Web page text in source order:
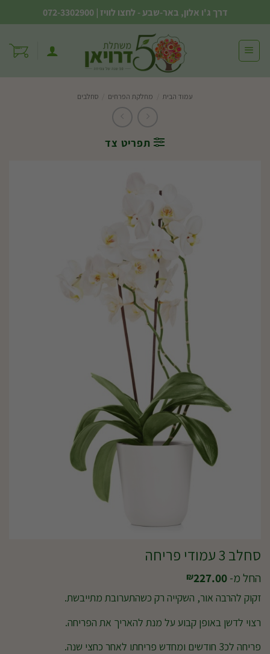
to
content
דרך ג'ו אלון, באר-שבע - לחצו לוויז |
072-3302900
עמוד הבית מחלקת הפרחים סחלבים
תפריט צד
סחלב 3 עמודי פריחה
החל מ- ₪227.00
זקוק להרבה אור, השקייה רק כשהתערובת מתייבשת.
רצוי לדשן באופן קבוע על מנת להאריך את הפריחה.
פריחה לכ3 חודשים ומחדש פריחתו לאחר כחצי שנה.